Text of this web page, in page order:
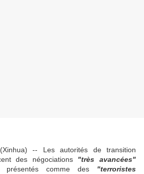
-- Les autorités de transition
des négociations "très avancées"
présentés comme des "terroristes